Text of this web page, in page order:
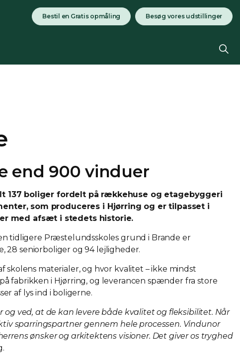
Bestil en Gratis opmåling Besøg vores udstillinger
end 900 vinduer
137 boliger fordelt på rækkehuse og etagebyggeri
som produceres i Hjørring og er tilpasset i
med afsæt i stedets historie.
tidligere Præstelundsskoles grund i Brande er
28 seniorboliger og 94 lejligheder.
materialer, og hvor kvalitet – ikke mindst
fabrikken i Hjørring, og leverancen spænder fra store
af lys ind i boligerne.
ved, at de kan levere både kvalitet og fleksibilitet. Når
sparringspartner gennem hele processen. Vindunor
ønsker og arkitektens visioner. Det giver os tryghed